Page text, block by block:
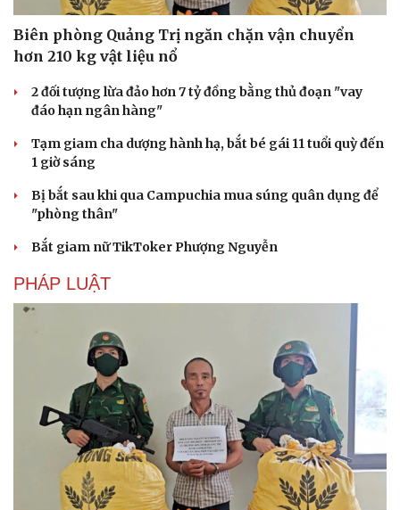
Văn hóa
Sân khấu - Điện ảnh
Nghệ sĩ
Biên phòng Quảng Trị ngăn chặn vận chuyển
hơn 210 kg vật liệu nổ
2 đối tượng lừa đảo hơn 7 tỷ đồng bằng thủ đoạn "vay
đáo hạn ngân hàng"
Tạm giam cha dượng hành hạ, bắt bé gái 11 tuổi quỳ đến
1 giờ sáng
Bị bắt sau khi qua Campuchia mua súng quân dụng để
"phòng thân"
Bắt giam nữ TikToker Phượng Nguyễn
PHÁP LUẬT